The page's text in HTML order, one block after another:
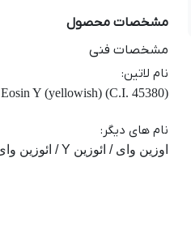
مشخصات محصول
مشخصات فنی
نام لاتین:
Eosin Y (yellowish) (C.I. 45380)
نام های دیگر :
اوزین وای / ائوزین Y / ائوزین وای